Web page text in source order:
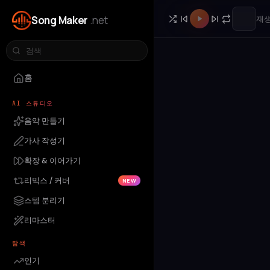
Song Maker .net
홈
AI 스튜디오
음악 만들기
가사 작성기
확장 & 이어가기
리믹스 / 커버
NEW
스템 분리기
리마스터
탐색
인기
재